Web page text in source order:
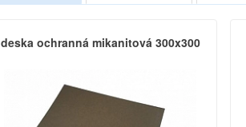
deska ochranná mikanitová 300x300